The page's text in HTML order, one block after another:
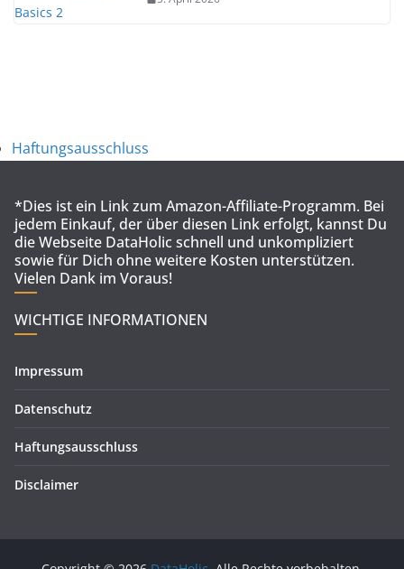
Haftungsausschluss
*Dies ist ein Link zum Amazon-Affiliate-Programm. Bei
jedem Einkauf, der über diesen Link erfolgt, kannst Du
die Webseite DataHolic schnell und unkompliziert
sowie für Dich ohne weitere Kosten unterstützen.
Vielen Dank im Voraus!
WICHTIGE INFORMATIONEN
Impressum
Datenschutz
Haftungsausschluss
Disclaimer